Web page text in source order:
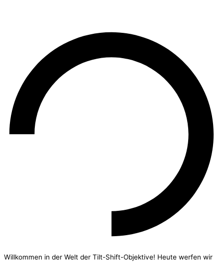
Willkommen in der Welt der Tilt-Shift-Objektive! Heute werfen wir